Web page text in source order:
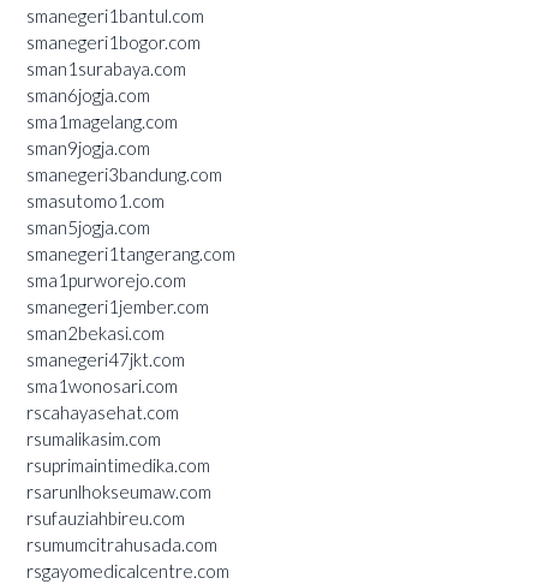
smanegeri1bantul.com
smanegeri1bogor.com
sman1surabaya.com
sman6jogja.com
sma1magelang.com
sman9jogja.com
smanegeri3bandung.com
smasutomo1.com
sman5jogja.com
smanegeri1tangerang.com
sma1purworejo.com
smanegeri1jember.com
sman2bekasi.com
smanegeri47jkt.com
sma1wonosari.com
rscahayasehat.com
rsumalikasim.com
rsuprimaintimedika.com
rsarunlhokseumaw.com
rsufauziahbireu.com
rsumumcitrahusada.com
rsgayomedicalcentre.com